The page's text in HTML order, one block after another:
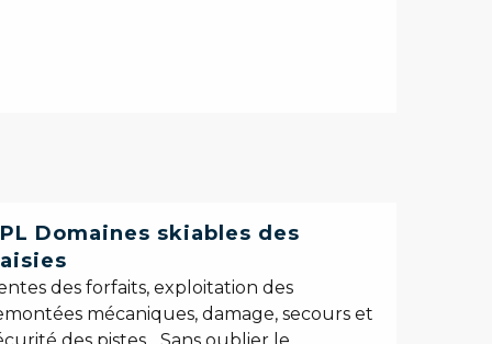
Domaines skiables des
des forfaits, exploitation des
mécaniques, damage, secours et